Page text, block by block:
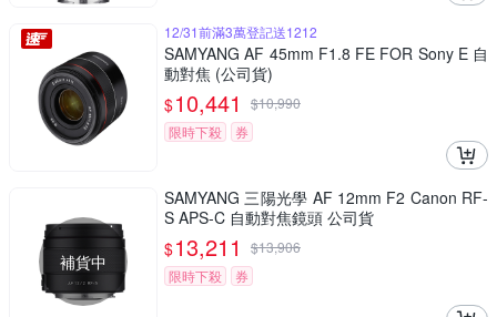
12/31前滿3萬登記送1212
SAMYANG AF 45mm F1.8 FE FOR Sony E 自
動對焦 (公司貨)
$10,441 $10,990
限時下殺
券
補貨中
SAMYANG 三陽光學 AF 12mm F2 Canon RF-
S APS-C 自動對焦鏡頭 公司貨
$13,211 $13,906
限時下殺
券